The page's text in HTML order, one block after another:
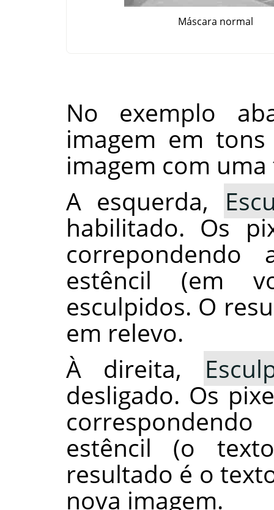
Máscara normal
No exemplo
imagem em
imagem com
A esquerda,
habilitado. Os
estêncil (em
esculpidos. O
em relevo.
À direita,
desligado. Os
estêncil (o
resultado é o
nova imagem.